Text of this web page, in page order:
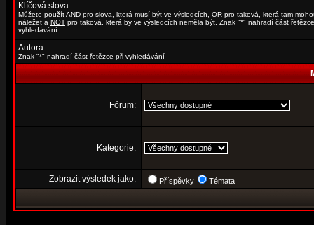
Klíčová slova:
Můžete použítAND pro slova, která musí být ve výsledcích, OR pro taková, která tam
náležet a NOT pro taková, která by ve výsledcích neměla být. Znak "*" nahradí část
vyhledávání
Autora:
Znak "*" nahradí část řetězce při vyhledávání
Fórum:
Kategorie:
Zobrazit výsledek jako: Příspěvky Témata